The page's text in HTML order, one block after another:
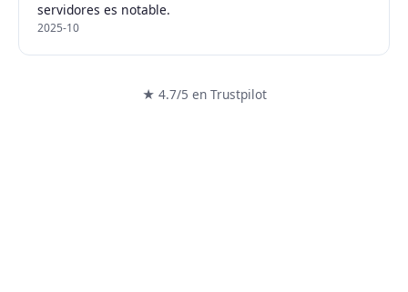
servidores es notable.
2025-10
★ 4.7/5 en Trustpilot